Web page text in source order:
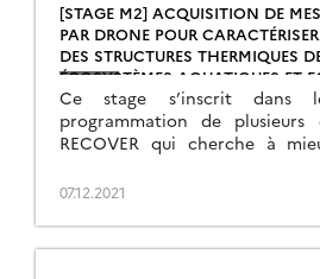
[STAGE M2] ACQUISITION DE
PAR DRONE POUR CARACTÉRISER LA DYNAMIQUE
DES STRUCTURES THERMIQUES
ÉCOSYSTÈMES AQUATIQUES ET
Ce stage s’inscrit
programmation de plusieurs
RECOVER qui cherche à
qu’ils subissent. Le […]
07.12.2021